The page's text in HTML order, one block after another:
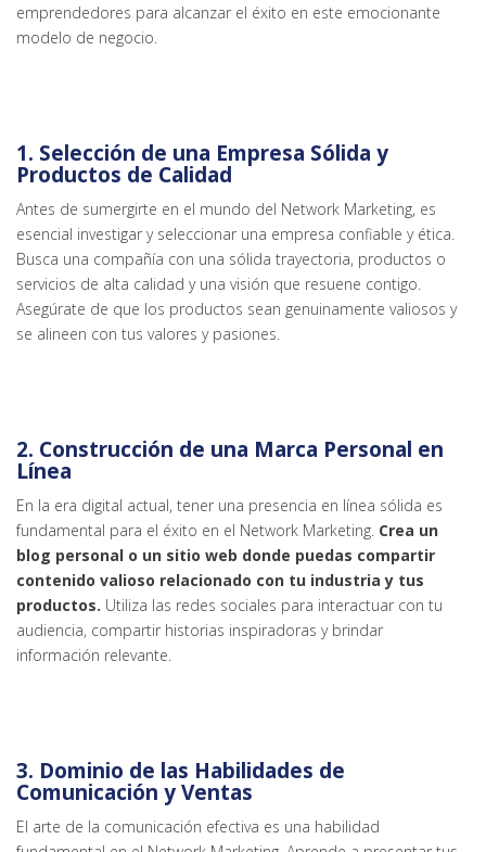
emprendedores para alcanzar el éxito en este emocionante
modelo de negocio.
1. Selección de una Empresa Sólida y
Productos de Calidad
Antes de sumergirte en el mundo del Network Marketing, es
esencial investigar y seleccionar una empresa confiable y ética.
Busca una compañía con una sólida trayectoria, productos o
servicios de alta calidad y una visión que resuene contigo.
Asegúrate de que los productos sean genuinamente valiosos y
se alineen con tus valores y pasiones.
2. Construcción de una Marca Personal en
Línea
En la era digital actual, tener una presencia en línea sólida es
fundamental para el éxito en el Network Marketing. Crea un
blog personal o un sitio web donde puedas compartir
contenido valioso relacionado con tu industria y tus
productos. Utiliza las redes sociales para interactuar con tu
audiencia, compartir historias inspiradoras y brindar
información relevante.
3. Dominio de las Habilidades de
Comunicación y Ventas
El arte de la comunicación efectiva es una habilidad